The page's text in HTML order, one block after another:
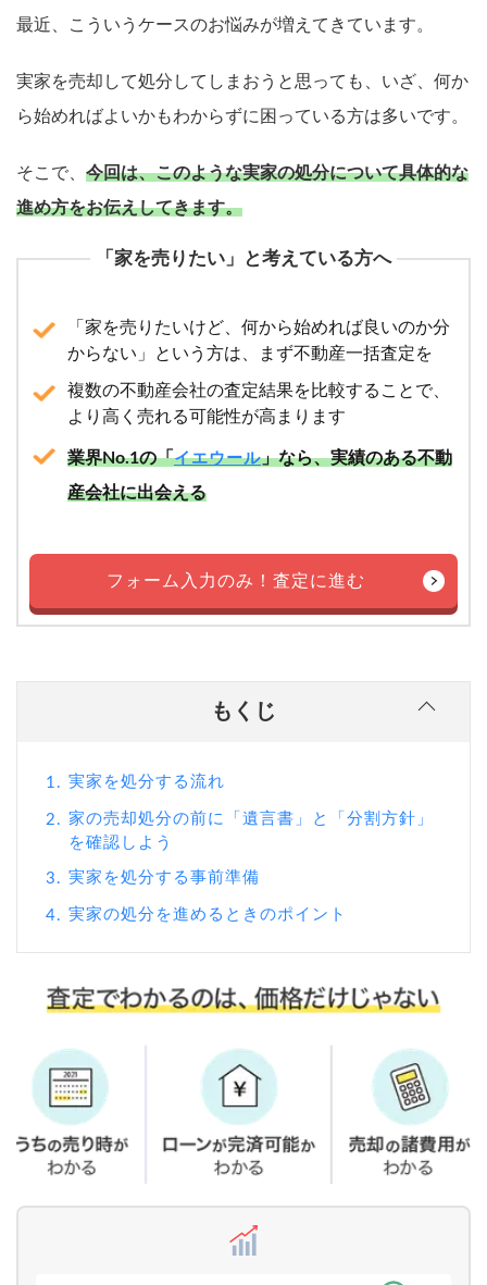
最近、こういうケースのお悩みが増えてきています。
実家を売却して処分してしまおうと思っても、いざ、何か
ら始めればよいかもわからずに困っている方は多いです。
そこで、 今回は、このような実家の処分について具体的な
進め方をお伝えしてきます。
「家を売りたい」と考えている方へ
「家を売りたいけど、何から始めれば良いのか分
からない」という方は、まず不動産一括査定を
複数の不動産会社の査定結果を比較することで、
より高く売れる可能性が高まります
業界No.1の「イエウール」なら、実績のある不動
産会社に出会える
フォーム入力のみ！査定に進む
もくじ
1. 実家を処分する流れ
2. 家の売却処分の前に「遺言書」と「分割方針」
を確認しよう
3. 実家を処分する事前準備
4. 実家の処分を進めるときのポイント